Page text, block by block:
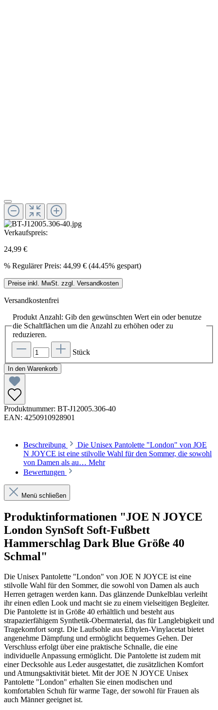
Verkaufspreis:
24,99 €
% Regulärer Preis: 44,99 € (44.45% gespart)
Preise inkl. MwSt. zzgl. Versandkosten
Versandkostenfrei
Produkt Anzahl: Gib den gewünschten Wert ein oder benutze
die Schaltflächen um die Anzahl zu erhöhen oder zu
reduzieren.
Stück
In den Warenkorb
Produktnummer: BT-J12005.306-40
EAN: 4250910928901
Beschreibung
Die Unisex Pantolette "London" von JOE
N JOYCE ist eine stilvolle Wahl für den Sommer, die sowohl
von Damen als au… Mehr
Bewertungen
Menü schließen
Produktinformationen "JOE N JOYCE
London SynSoft Soft-Fußbett
Hammerschlag Dark Blue Größe 40
Schmal"
Die Unisex Pantolette "London" von JOE N JOYCE ist eine
stilvolle Wahl für den Sommer, die sowohl von Damen als auch
Herren getragen werden kann. Das glänzende Dunkelblau verleiht
ihr einen edlen Look und macht sie zu einem vielseitigen Begleiter.
Die Pantolette ist in Größe 40 erhältlich und besteht aus
strapazierfähigem Synthetik-Obermaterial, das für Langlebigkeit und
Tragekomfort sorgt. Die Laufsohle aus Ethylen-Vinylacetat bietet
angenehme Dämpfung und ermöglicht bequemes Gehen. Der
Verschluss erfolgt über eine praktische Schnalle, die eine
individuelle Anpassung ermöglicht. Die Pantolette ist zudem mit
einer Decksohle aus Leder ausgestattet, die zusätzlichen Komfort
und Atmungsaktivität bietet. Mit der JOE N JOYCE Unisex
Pantolette "London" erhalten Sie einen modischen und
komfortablen Schuh für warme Tage, der sowohl für Frauen als
auch Männer geeignet ist.